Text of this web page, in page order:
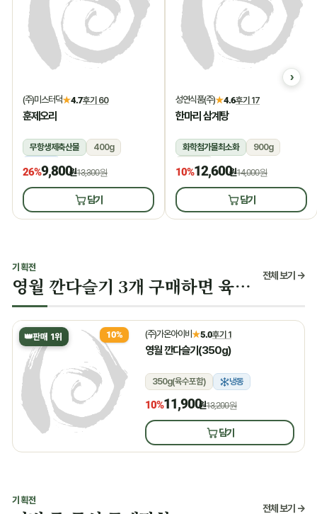
(주)미스터덕★4.7후기 60
훈제오리
무항생제축산물
400g
냉동
26%9,800원13,300원
담기
성연식품(주)★4.6후기 17
한마리 삼계탕
화학첨가물최소화
900g
상온
10%12,600원14,000원
담기
기획전
영월 깐다슬기 3개 구매하면 육수 증정 전체 보기 →
👑판매 1위 10% (주)가온아이비★5.0후기 1
영월 깐다슬기(350g)
350g(육수포함) 냉동
10%11,900원13,200원
담기
기획전
전체 보기 →